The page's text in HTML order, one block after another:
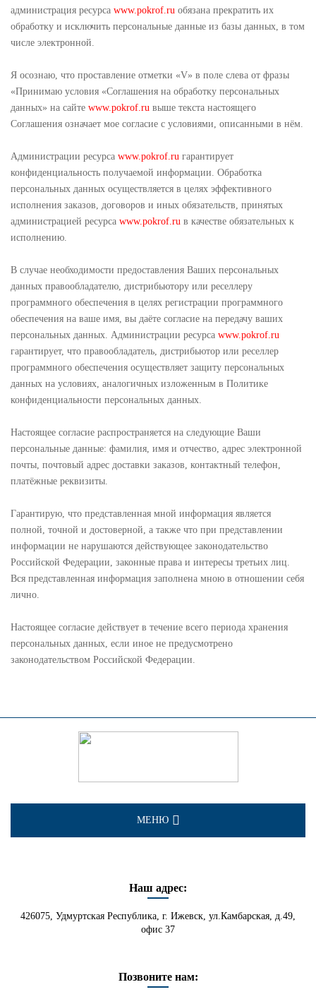
администрация ресурса www.pokrof.ru обязана прекратить их
обработку и исключить персональные данные из базы данных, в том
числе электронной.
Я осознаю, что проставление отметки «V» в поле слева от фразы
«Принимаю условия «Соглашения на обработку персональных
данных» на сайте www.pokrof.ru выше текста настоящего
Соглашения означает мое согласие с условиями, описанными в нём.
Администрации ресурса www.pokrof.ru гарантирует
конфиденциальность получаемой информации. Обработка
персональных данных осуществляется в целях эффективного
исполнения заказов, договоров и иных обязательств, принятых
администрацией ресурса www.pokrof.ru в качестве обязательных к
исполнению.
В случае необходимости предоставления Ваших персональных
данных правообладателю, дистрибьютору или реселлеру
программного обеспечения в целях регистрации программного
обеспечения на ваше имя, вы даёте согласие на передачу ваших
персональных данных. Администрации ресурса www.pokrof.ru
гарантирует, что правообладатель, дистрибьютор или реселлер
программного обеспечения осуществляет защиту персональных
данных на условиях, аналогичных изложенным в Политике
конфиденциальности персональных данных.
Настоящее согласие распространяется на следующие Ваши
персональные данные: фамилия, имя и отчество, адрес электронной
почты, почтовый адрес доставки заказов, контактный телефон,
платёжные реквизиты.
Гарантирую, что представленная мной информация является
полной, точной и достоверной, а также что при представлении
информации не нарушаются действующее законодательство
Российской Федерации, законные права и интересы третьих лиц.
Вся представленная информация заполнена мною в отношении себя
лично.
Настоящее согласие действует в течение всего периода хранения
персональных данных, если иное не предусмотрено
законодательством Российской Федерации.
МЕНЮ
УСЛУГИ
КАТАЛОГ
Наш адрес:
426075, Удмуртская Республика, г. Ижевск, ул.Камбарская, д.49,
офис 37
Позвоните нам: